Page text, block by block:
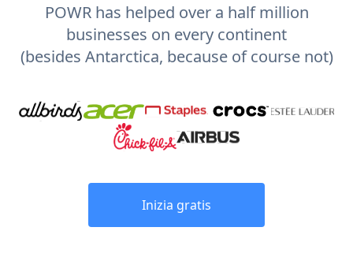
POWR has helped over a half million
businesses on every continent
(besides Antarctica, because of course not)
Inizia gratis